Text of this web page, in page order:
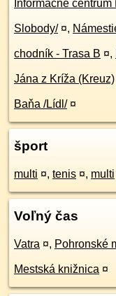
Informačné
Slobody/ ¤,
chodník - Trasa B ¤,
Jána z Kríža (Kreuz)
Baňa /Lídl/ ¤
šport
multi ¤, tenis ¤, multi
Voľný čas
Vatra ¤, Pohronské
Mestská knižnica ¤